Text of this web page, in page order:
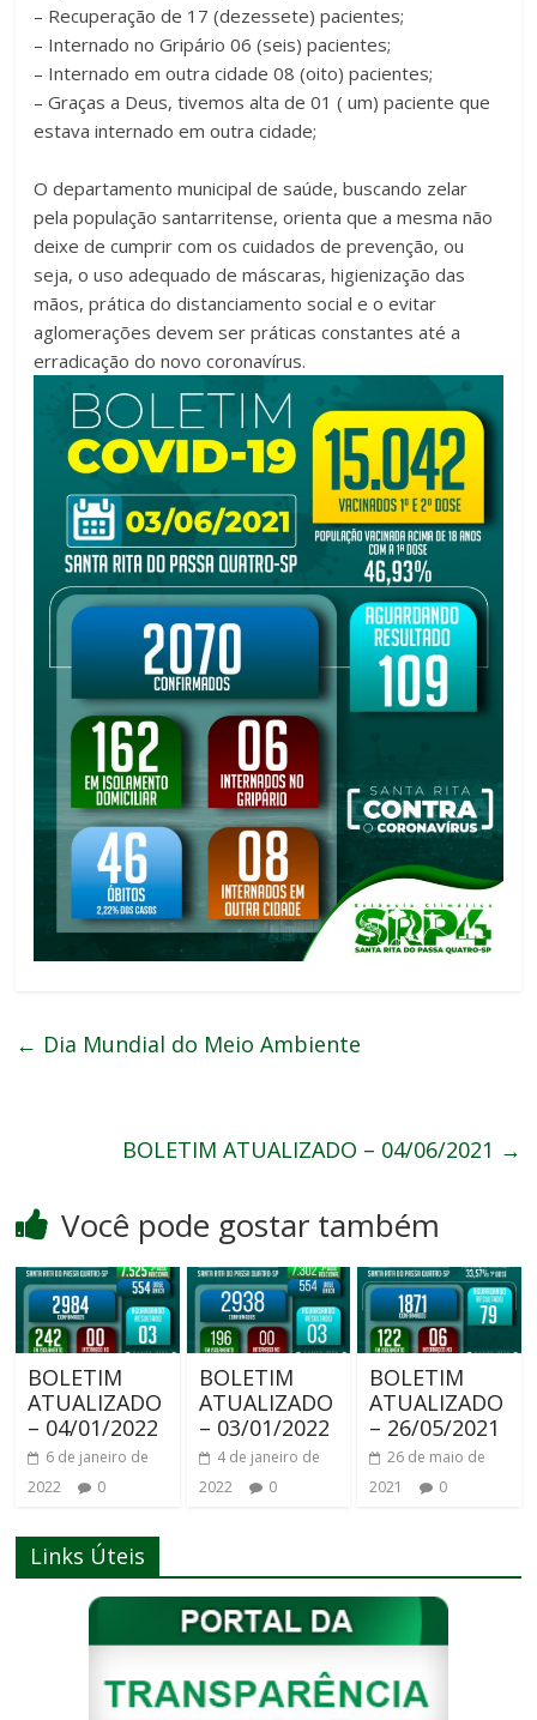
– Recuperação de 17 (dezessete) pacientes;
– Internado no Gripário 06 (seis) pacientes;
– Internado em outra cidade 08 (oito) pacientes;
– Graças a Deus, tivemos alta de 01 ( um) paciente que
estava internado em outra cidade;
O departamento municipal de saúde, buscando zelar
pela população santarritense, orienta que a mesma não
deixe de cumprir com os cuidados de prevenção, ou
seja, o uso adequado de máscaras, higienização das
mãos, prática do distanciamento social e o evitar
aglomerações devem ser práticas constantes até a
erradicação do novo coronavírus.
← Dia Mundial do Meio Ambiente
BOLETIM ATUALIZADO – 04/06/2021 →
Você pode gostar também
BOLETIM
ATUALIZADO
– 04/01/2022
6 de janeiro de
2022
0
BOLETIM
ATUALIZADO
– 03/01/2022
4 de janeiro de
2022
0
BOLETIM
ATUALIZADO
– 26/05/2021
26 de maio de
2021
0
Links Úteis